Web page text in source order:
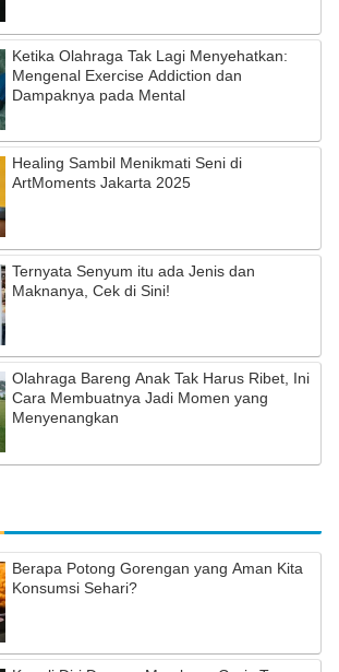
Ketika Olahraga Tak Lagi Menyehatkan:
Mengenal Exercise Addiction dan
Dampaknya pada Mental
Healing Sambil Menikmati Seni di
ArtMoments Jakarta 2025
Ternyata Senyum itu ada Jenis dan
Maknanya, Cek di Sini!
Olahraga Bareng Anak Tak Harus Ribet, Ini
Cara Membuatnya Jadi Momen yang
Menyenangkan
Berapa Potong Gorengan yang Aman Kita
Konsumsi Sehari?